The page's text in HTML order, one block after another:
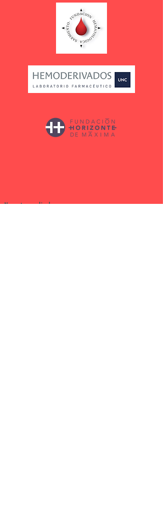
Nuestros aliados